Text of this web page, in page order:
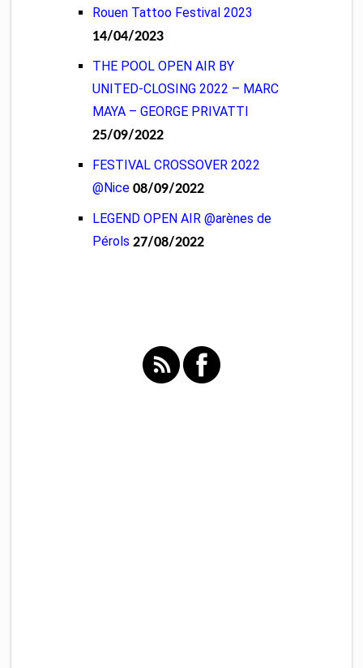
Rouen Tattoo Festival 2023
14/04/2023
THE POOL OPEN AIR BY
UNITED-CLOSING 2022 – MARC
MAYA – GEORGE PRIVATTI
25/09/2022
FESTIVAL CROSSOVER 2022
@Nice 08/09/2022
LEGEND OPEN AIR @arènes de
Pérols 27/08/2022